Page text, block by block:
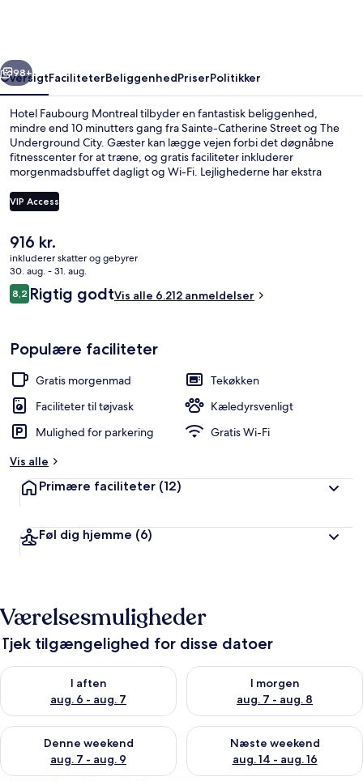
Næste
98+
OversigtFaciliteterBeliggenhedPriserPolitikker
Hotel Faubourg Montreal tilbyder en fantastisk beliggenhed,
mindre end 10 minutters gang fra Sainte-Catherine Street og The
Underground City. Gæster kan lægge vejen forbi det døgnåbne
fitnesscenter for at træne, og gratis faciliteter inkluderer
morgenmadsbuffet dagligt og Wi-Fi. Lejlighederne har ekstra
hjælpsomme personale og beliggenhed får rigtig gode
bedømmelser fra rejsende. Offentlig transport ligger kun en kort
Laurent Station ligger 5 minutter derfra.
VIP Access
Den
nuværende
pris
er
916 kr.
916 kr.
inkluderer skatter og gebyrer
30. aug. - 31. aug.
Anmeldelser
8,28,2 ud af 10.
Rigtig godtVis alle 6.212 anmeldelser
Populære faciliteter
Gratis morgenmad
Tekøkken
Faciliteter til tøjvask
Kæledyrsvenligt
Mulighed for parkering
Gratis Wi-Fi
Vis alle
Primære faciliteter (12)
Føl dig hjemme (6)
Værelsesmuligheder
Tjek tilgængelighed for disse datoer
I aften
aug. 6 - aug. 7
Tjek tilgængelighed for i aften aug. 6 - aug. 7
I morgen
aug. 7 - aug. 8
Tjek tilgængelighed for i
Denne weekend
aug. 7 - aug. 9
Tjek tilgængelighed for denne weekend aug. 7 - aug. 9
Næste weekend
aug. 14 - aug. 16
Tjek tilgængelighed for næste